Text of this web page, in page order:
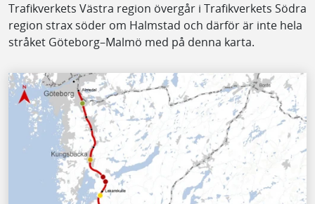
Trafikverkets Västra region övergår i Trafikverkets Södra
region strax söder om Halmstad och därför är inte hela
stråket Göteborg–Malmö med på denna karta.